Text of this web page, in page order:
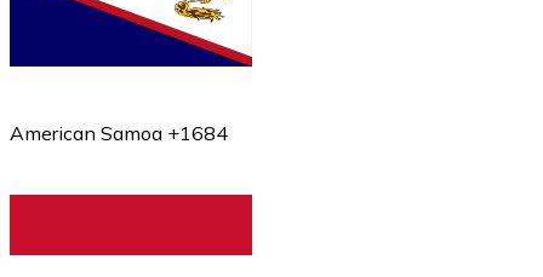
American Samoa +1684